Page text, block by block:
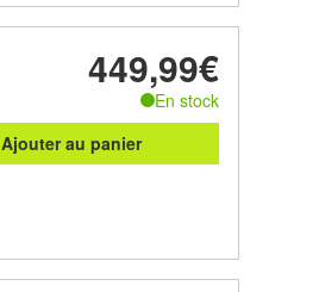
449,99€
En stock
Ajouter au panier